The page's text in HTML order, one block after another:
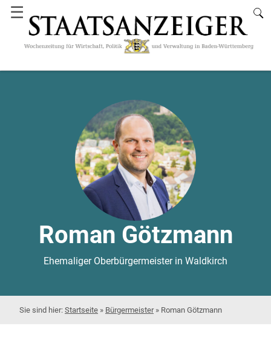
☰
Roman Götzmann
Ehemaliger Oberbürgermeister in Waldkirch
Startseite » Bürgermeister» Roman Götzmann